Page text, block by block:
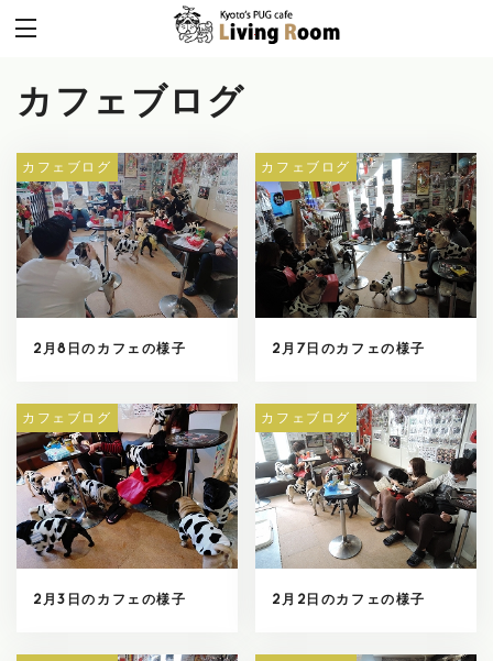
カフェブログ
カフェブログ
2月8日のカフェの様子
カフェブログ
2月7日のカフェの様子
カフェブログ
2月3日のカフェの様子
カフェブログ
2月2日のカフェの様子